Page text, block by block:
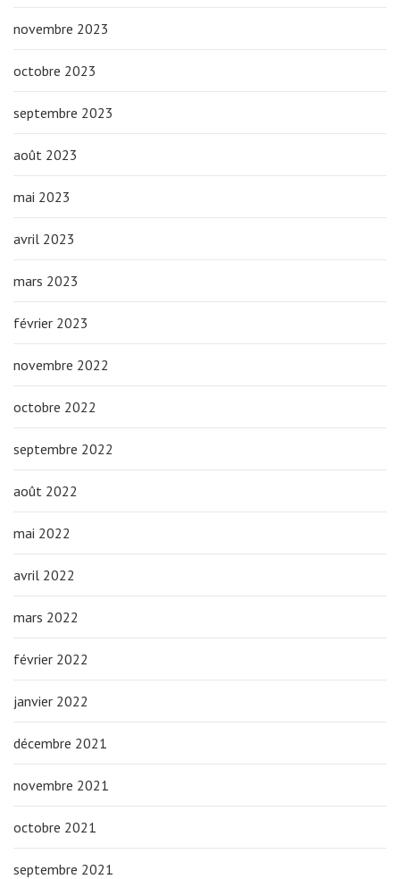
novembre 2023
octobre 2023
septembre 2023
août 2023
mai 2023
avril 2023
mars 2023
février 2023
novembre 2022
octobre 2022
septembre 2022
août 2022
mai 2022
avril 2022
mars 2022
février 2022
janvier 2022
décembre 2021
novembre 2021
octobre 2021
septembre 2021